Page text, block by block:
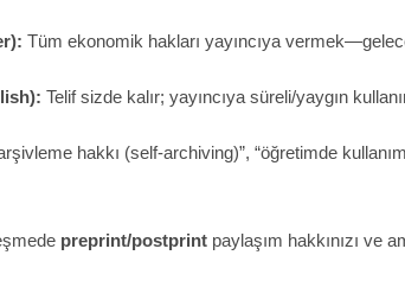
Tüm ekonomik hakları yayıncıya
Telif sizde kalır; yayıncıya süreli/yaygın
hakkı (self-archiving)”, “öğretimde
preprint/postprint paylaşım hakkınızı ve